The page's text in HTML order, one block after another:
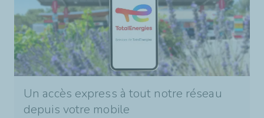
Un accès express à tout notre réseau
depuis votre mobile